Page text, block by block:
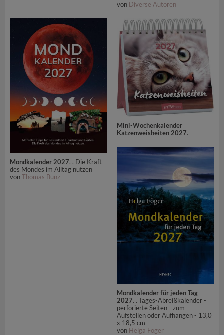
von Diverse Autoren
Mondkalender 2027. . Die Kraft
des Mondes im Alltag nutzen
vonThomas Bunz
Mini-Wochenkalender
Katzenweisheiten 2027.
Mondkalender für jeden Tag
2027. . Tages-Abreißkalender -
perforierte Seiten - zum
Aufstellen oder Aufhängen - 13,0
x 18,5 cm
von Helga Föger